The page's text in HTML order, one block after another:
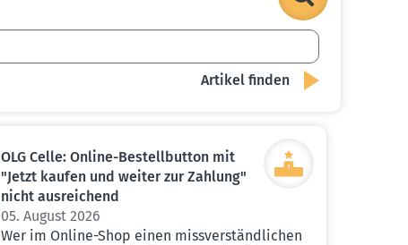
OLG Celle: Online-Bestell­button mit
"Jetzt kaufen und weiter zur Zahlung"
nicht ausrei­chend
05. August 2026
Wer im Online-Shop einen missverständlichen